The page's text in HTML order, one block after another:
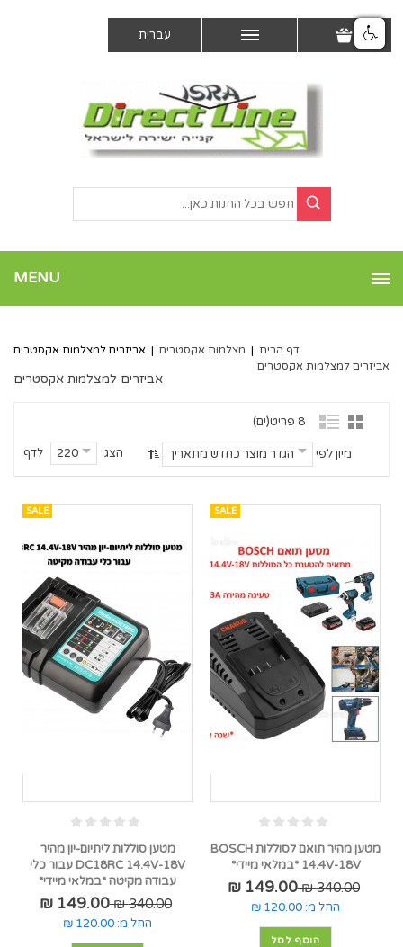
עברית
MENU
דף הבית | מצלמות אקסטרים | אביזרים למצלמות אקסטרים
אביזרים למצלמות אקסטרים
אביזרים למצלמות אקסטרים
8 פריט(ים)
הצג 220 לדף מיון לפי הגדר מוצר כחדש מתאריך
SALE
מטען מהיר תואם לסוללות BOSCH
14.4V-18V *במלאי מיידי*
340.00 ₪
149.00 ₪
החל מ: 120.00 ₪
הוסף לסל
SALE
מטען סוללות ליתיום-יון מהיר
DC18RC 14.4V-18V עבור כלי
עבודה מקיטה *במלאי מיידי*
340.00 ₪
149.00 ₪
החל מ: 120.00 ₪